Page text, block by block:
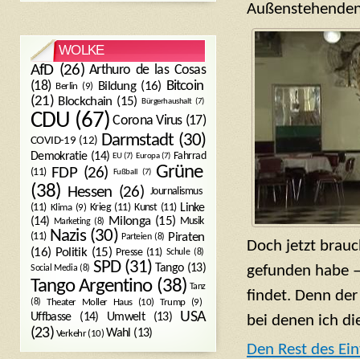
Doch jetzt
gefunden habe
findet. Denn
bei denen ich
Den Rest des
WOLKE
AfD(26) Arthuro de las Cosas
(18) Berlin (9) Bildung(16) Bitcoin
(21) Blockchain (15) Bürgerhaushalt (7)
CDU (67) Corona Virus(17)
COVID-19 (12) Darmstadt (30)
Demokratie(14) EU(7) Europa(7) Fahrrad
(11)
FDP(26) Fußball (7)
Grüne
(38) Hessen (26) Journalismus
(11) Klima(9) Krieg(11) Kunst(11) Linke
(14) Marketing(8) Milonga(15) Musik
(11) Nazis(30) Parteien(8) Piraten
(16) Politik(15) Presse(11) Schule(8)
Social Media (8) SPD(31) Tango(13)
Tango Argentino(38) Tanz
(8)
Theater Moller Haus(10) Trump(9)
Uffbasse(14) Umwelt(13)
USA
(23) Verkehr(10) Wahl (13)